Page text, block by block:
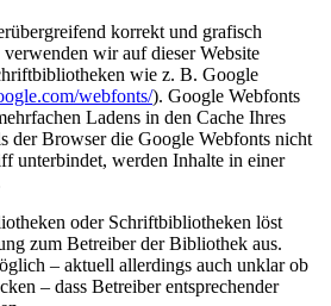
korrekt und grafisch
verwenden wir auf dieser Website
wie z. B. Google
webfonts/). Google Webfonts
Ladens in den Cache Ihres
der Browser die Google Webfonts nicht
unterbindet, werden Inhalte in einer
oder Schriftbibliotheken löst
zum Betreiber der Bibliothek aus.
– aktuell allerdings auch unklar ob
– dass Betreiber entsprechender